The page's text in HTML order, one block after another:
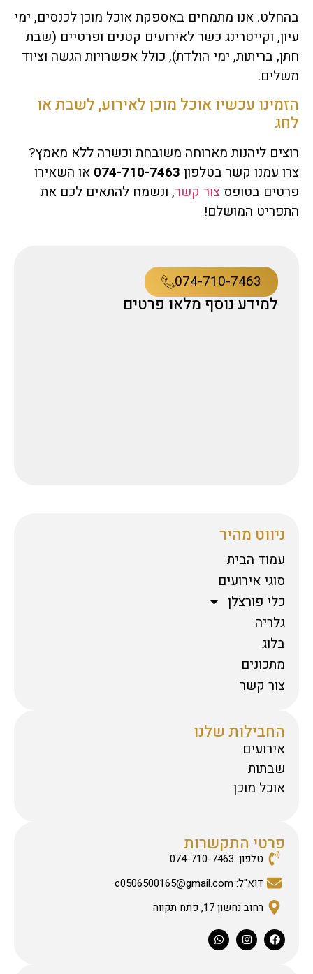
בהחלט. אנו מתמחים באספקת אוכל מוכן לכנסים, ימי
עיון, וקייטרינג כשר לאירועים קטנים ופרטיים (שבת
חתן, בריתות, ימי הולדת), כולל אפשרויות הגשה וציוד
משלים.
הזמינו עכשיו אוכל מוכן לאירוע, לשבת או
לחג
רוצים ליהנות מארוחה משובחת וכשרה ללא מאמץ?
צרו עמנו קשר בטלפון 074-710-7463 או השאירו
פרטים בטופס צור קשר, ונשמח להתאים לכם את
התפריט המושלם!
074-710-7463
למידע נוסף מלאו פרטים
ניווט מהיר
עמוד הבית
סוגי אירועים
כלי פורצלן
גלריה
בלוג
מתכונים
צור קשר
החבילות שלנו
אירועים
שבתות
אוכל מוכן
פרטי התקשרות
טלפון: 074-710-7463
דוא"ל: c0506500165@gmail.com
רחוב נחשון 17, פתח תקווה